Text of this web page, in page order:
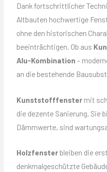
Dank fortschrittlicher
Altbauten hochwertige
ohne den historischen
beeinträchtigen. Ob aus
Alu-Kombination –
an die bestehende
Kunststofffenstermit
die dezente Sanierung. Sie
Dämmwerte, sind
Holzfensterbleiben die
denkmalgeschützte